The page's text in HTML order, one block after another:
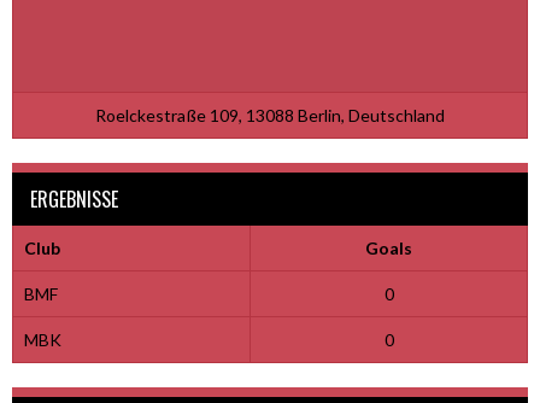
Roelckestraße 109, 13088 Berlin, Deutschland
ERGEBNISSE
Club Goals
BMF 0
MBK 0